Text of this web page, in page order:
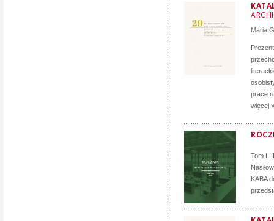
Maria
prace
więcej »
Tom
KABA